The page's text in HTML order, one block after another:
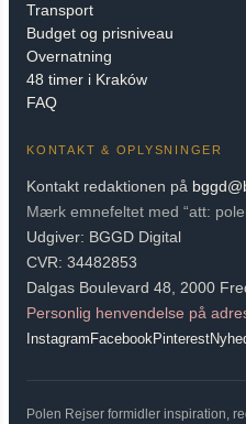
Transport
Budget og prisniveau
Overnatning
48 timer i Kraków
FAQ
KONTAKT & OPLYSNINGER
Kontakt redaktionen på
Mærk emnefeltet med “att:
Udgiver: BGGD Digital
CVR: 34482853
Dalgas Boulevard 48, 2000
Personlig henvendelse på
Instagram FacebookPinterest
Polen Rejser formidler inspiration,